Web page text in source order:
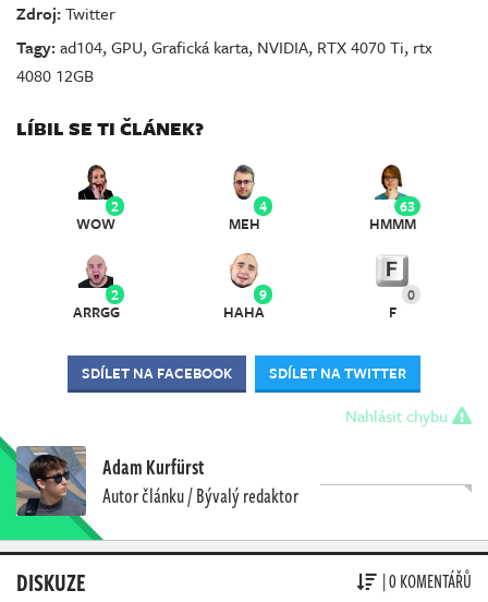
Zdroj:Twitter
Tagy:ad104,GPU,Grafická karta, NVIDIA, RTX 4070 Ti, rtx
4080 12GB
LÍBIL SE TI ČLÁNEK?
2
WOW
4
MEH
63
HMMM
2
ARRGG
9
HAHA
0
F
SDÍLET NA FACEBOOK SDÍLET NA TWITTER
Nahlásit chybu
Adam Kurfürst
Autor článku / Bývalý redaktor
DISKUZE | 0 KOMENTÁŘŮ